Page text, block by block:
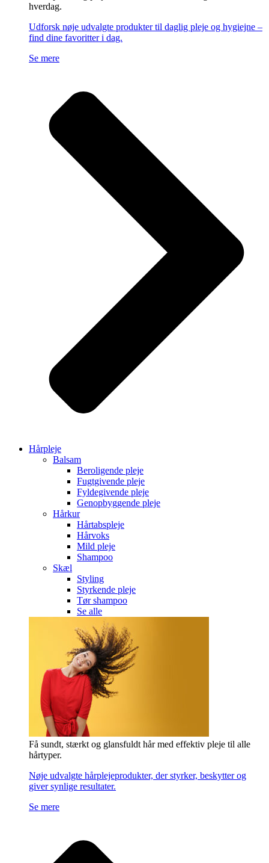
hverdag.
Udforsk nøje udvalgte produkter til daglig pleje og hygiejne –
find dine favoritter i dag.
Se mere
Hårpleje
Balsam
Beroligende pleje
Fugtgivende pleje
Fyldegivende pleje
Genopbyggende pleje
Hårkur
Hårtabspleje
Hårvoks
Mild pleje
Shampoo
Skæl
Styling
Styrkende pleje
Tør shampoo
Se alle
Få sundt, stærkt og glansfuldt hår med effektiv pleje til alle
hårtyper.
Nøje udvalgte hårplejeprodukter, der styrker, beskytter og
giver synlige resultater.
Se mere